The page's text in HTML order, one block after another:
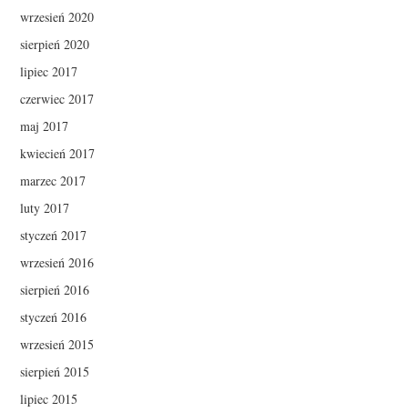
wrzesień 2020
sierpień 2020
lipiec 2017
czerwiec 2017
maj 2017
kwiecień 2017
marzec 2017
luty 2017
styczeń 2017
wrzesień 2016
sierpień 2016
styczeń 2016
wrzesień 2015
sierpień 2015
lipiec 2015